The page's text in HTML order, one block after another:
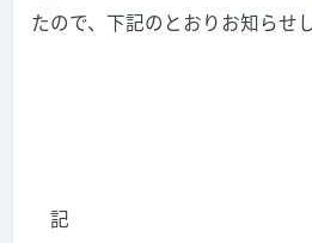
たので、下記のとおりお知らせし
記